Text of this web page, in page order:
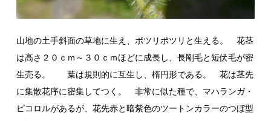
山地の土手斜面の草地に生え、ポツリポツリと生える。 花茎
は高さ２０ｃｍ～３０ｃｍほどに成長し、長剛毛と短伏毛が密
生売る。 葉は規則的に互生し、楕円形である。 花は茎先
に集散花序に密集してつく。 非常に似た種で、マハランガ・
ピコロルがあるが、花先赤と暗紫色のツートンカラーのつぼ型